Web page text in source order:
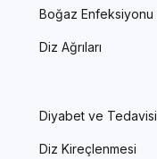
Boğaz Enfeksiyonu
Diz Ağrıları
Diyabet ve Tedavisi
Diz Kireçlenmesi